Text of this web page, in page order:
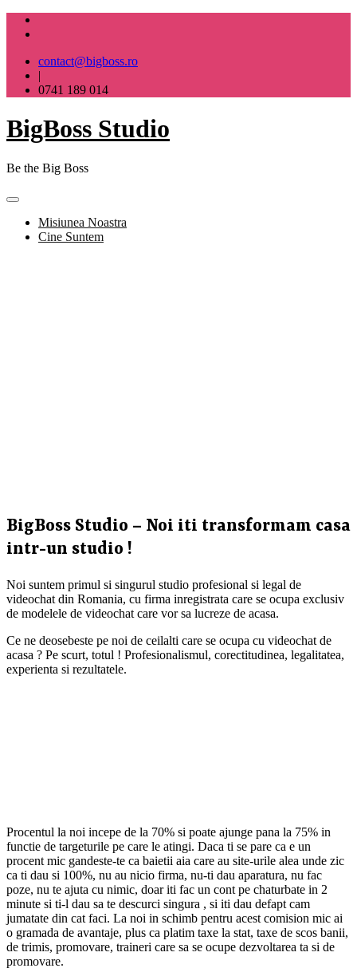
Skip
contact@bigboss.ro
|
0741 189 014
BigBoss Studio
Be the Big Boss
Misiunea Noastra
Cine Suntem
BigBoss Studio – Noi iti transformam casa
intr-un studio !
Noi suntem primul si singurul studio profesional si legal de
videochat din Romania, cu firma inregistrata care se ocupa exclusiv
de modelele de videochat care vor sa lucreze de acasa.
Ce ne deosebeste pe noi de ceilalti care se ocupa cu videochat de
acasa ? Pe scurt, totul ! Profesionalismul, corectitudinea, legalitatea,
experienta si rezultatele.
Procentul la noi incepe de la 70% si poate ajunge pana la 75% in
functie de targeturile pe care le atingi. Daca ti se pare ca e un
procent mic gandeste-te ca baietii aia care au site-urile alea unde zic
ca ti dau si 100%, nu au nicio firma, nu-ti dau aparatura, nu fac
poze, nu te ajuta cu nimic, doar iti fac un cont pe chaturbate in 2
minute si ti-l dau sa te descurci singura , si iti dau defapt cam
jumatate din cat faci. La noi in schimb pentru acest comision mic ai
o gramada de avantaje, plus ca platim taxe la stat, taxe de scos banii,
de trimis, promovare, traineri care sa se ocupe dezvoltarea ta si de
promovare.